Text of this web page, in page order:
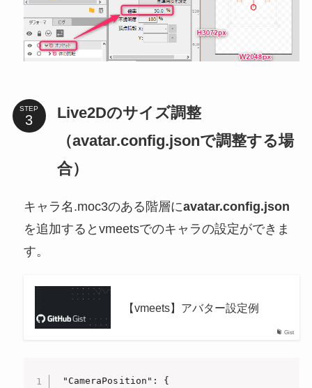
STEP
Live2Dのサイズ調整
（avatar.config.jsonで調整する場
合）
キャラ名.moc3のある階層にavatar.config.json
を追加するとvmeetsでのキャラの設定ができま
す。
Gist
【vmeets】アバター設定例
"CameraPosition": {